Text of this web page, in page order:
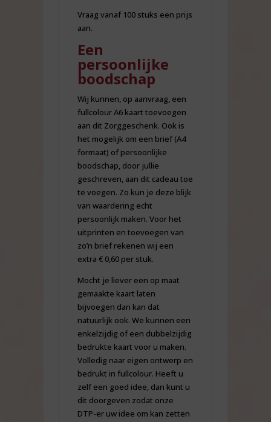
Vraag vanaf 100 stuks een prijs
aan.
Een
persoonlijke
boodschap
Wij kunnen, op aanvraag, een
fullcolour A6 kaart toevoegen
aan dit Zorggeschenk. Ook is
het mogelijk om een brief (A4
formaat) of persoonlijke
boodschap, door jullie
geschreven, aan dit cadeau toe
te voegen. Zo kun je deze blijk
van waardering echt
persoonlijk maken. Voor het
uitprinten en toevoegen van
zo’n brief rekenen wij een
extra € 0,60 per stuk.
Mocht je liever een op maat
gemaakte kaart laten
bijvoegen dan kan dat
natuurlijk ook. We kunnen een
enkelzijdig of een dubbelzijdig
bedrukte kaart voor u maken.
Volledig naar eigen ontwerp en
bedrukt in fullcolour. Heeft u
zelf een goed idee, dan kunt u
dit doorgeven zodat onze
DTP-er uw idee om kan zetten